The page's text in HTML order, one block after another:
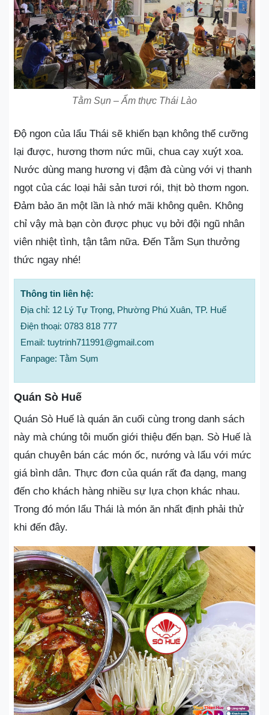
Tằm Sụn – Ẩm thực Thái Lào
Độ ngon của lẩu Thái sẽ khiến bạn không thể cưỡng
lại được, hương thơm nức mũi, chua cay xuýt xoa.
Nước dùng mang hương vị đậm đà cùng với vị thanh
ngọt của các loại hải sản tươi rói, thịt bò thơm ngon.
Đảm bảo ăn một lần là nhớ mãi không quên. Không
chỉ vậy mà bạn còn được phục vụ bởi đội ngũ nhân
viên nhiệt tình, tận tâm nữa. Đến Tằm Sụn thưởng
thức ngay nhé!
Thông tin liên hệ:
Địa chỉ: 12 Lý Tự Trọng, Phường Phú Xuân, TP. Huế
Điện thoại: 0783 818 777
Email: tuytrinh711991@gmail.com
Fanpage: Tằm Sụm
Quán Sò Huế
Quán Sò Huế là quán ăn cuối cùng trong danh sách
này mà chúng tôi muốn giới thiệu đến bạn. Sò Huế là
quán chuyên bán các món ốc, nướng và lẩu với mức
giá bình dân. Thực đơn của quán rất đa dạng, mang
đến cho khách hàng nhiều sự lựa chọn khác nhau.
Trong đó món lẩu Thái là món ăn nhất định phải thử
khi đến đây.